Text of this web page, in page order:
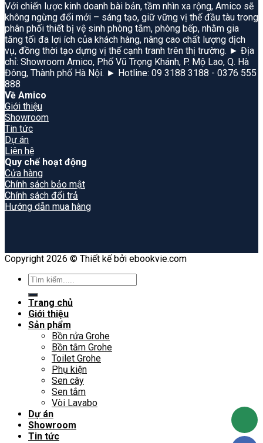
Với chiến lược kinh doanh bài bản, tầm nhìn xa rộng, Amico sẽ
không ngừng đổi mới – sáng tạo, giữ vững vị thế đầu tàu trong
phân phối thiết bị vệ sinh phòng tắm, phòng bếp, nhằm gia
tăng tối đa lợi ích của khách hàng, nâng cao chất lượng dịch
vụ, đồng thời tạo dựng vị thế cạnh tranh trên thị trường. ► Địa
chỉ: Showroom Amico, Phố Vũ Trọng Khánh, P. Mộ Lao, Q. Hà
Đông, Thành phố Hà Nội. ► Hotline: 09 3188 3188 - 0376 555
888
Về Amico
Giới thiệu
Showroom
Tin tức
Dự án
Liên hệ
Quy chế hoạt động
Cửa hàng
Chính sách bảo mật
Chính sách đổi trả
Hướng dẫn mua hàng
Copyright 2026 © Thiết kế bởi ebookvie.com
Search
for:
Trang chủ
Giới thiệu
Sản phẩm
Bồn rửa Grohe
Bồn tắm Grohe
Toilet Grohe
Phụ kiện
Sen cây
Sen tắm
Vòi Lavabo
Dự án
Showroom
Tin tức